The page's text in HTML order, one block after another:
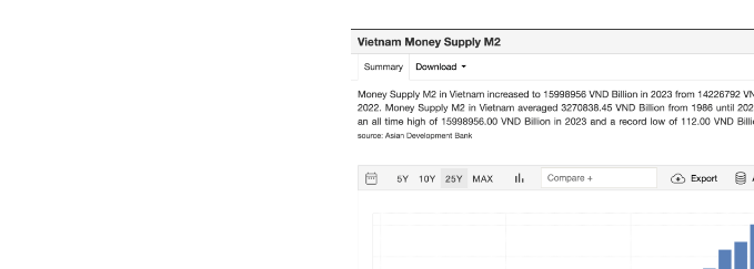
trường phái bi quan vĩnh viễn, than thân trách phận, so sánh với
cứ catalysts tăng trưởng nào ở luồng tư duy (1), vậy thì anh ta sẽ
vào đệm” ư, hay anh ta sẽ gửi nhà băng kỳ hạn 1T vớilãi suất
Câu trả lời là anh ta không có lựa chọn nào khác ngoài việc bắt
sau